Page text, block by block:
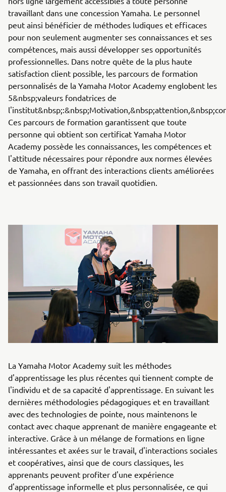
travaillant dans une concession Yamaha. Le personnel
peut ainsi bénéficier de méthodes ludiques et efficaces
pour non seulement augmenter ses connaissances et ses
compétences, mais aussi développer ses opportunités
professionnelles. Dans notre quête de la plus haute
satisfaction client possible, les parcours de formation
personnalisés de la Yamaha Motor Academy englobent les
5&nbsp;valeurs fondatrices de
Ces parcours de formation garantissent que toute
personne qui obtient son certificat Yamaha Motor
Academy possède les connaissances, les compétences et
l'attitude nécessaires pour répondre aux normes élevées
de Yamaha, en offrant des interactions clients améliorées
et passionnées dans son travail quotidien.
La Yamaha Motor Academy suit les méthodes
d'apprentissage les plus récentes qui tiennent compte de
l'individu et de sa capacité d'apprentissage. En suivant les
dernières méthodologies pédagogiques et en travaillant
avec des technologies de pointe, nous maintenons le
contact avec chaque apprenant de manière engageante et
interactive. Grâce à un mélange de formations en ligne
intéressantes et axées sur le travail, d'interactions sociales
et coopératives, ainsi que de cours classiques, les
apprenants peuvent profiter d'une expérience
d'apprentissage informelle et plus personnalisée, ce qui